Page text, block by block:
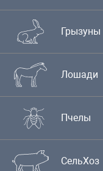
Грызуны
Лошади
Пчелы
СельХоз